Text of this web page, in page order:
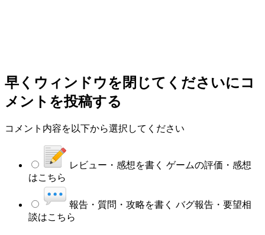
早くウィンドウを閉じてくださいにコ
メントを投稿する
コメント内容を以下から選択してください
レビュー・感想を書く ゲームの評価・感想
はこちら
報告・質問・攻略を書く バグ報告・要望相
談はこちら